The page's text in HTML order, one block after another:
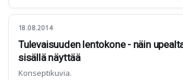
18.08.2014
Tulevaisuuden lentokone - näin
sisällä näyttää
Konseptikuvia.